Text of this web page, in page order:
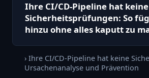
Ihre CI/CD-Pipeline hat keine
Sicherheitsprüfungen: So
hinzu ohne alles kaputt zu
› Ihre CI/CD-Pipeline hat keine
Ursachenanalyse und Prävention